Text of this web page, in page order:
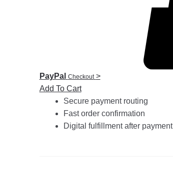
PayPal Checkout >
Add To Cart
Secure payment routing
Fast order confirmation
Digital fulfillment after payment